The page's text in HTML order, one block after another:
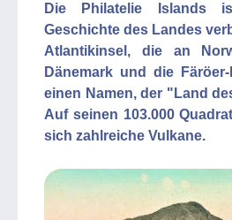
Die Philatelie Islands
Geschichte des Landes
Atlantikinsel, die an
Dänemark und die
einen Namen, der "Land
Auf seinen 103.000
sich zahlreiche Vulkane.